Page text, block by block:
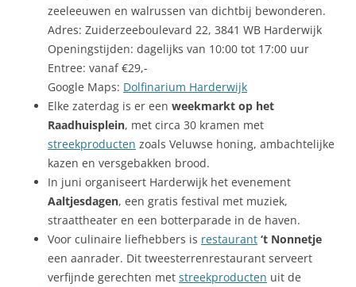
zeeleeuwen en walrussen van dichtbij bewonderen.
Adres: Zuiderzeeboulevard 22, 3841 WB Harderwijk
Openingstijden: dagelijks van 10:00 tot 17:00 uur
Entree: vanaf €29,-
Google Maps: Dolfinarium Harderwijk
Elke zaterdag is er een weekmarkt op het
Raadhuisplein, met circa 30 kramen met
streekproducten zoals Veluwse honing, ambachtelijke
kazen en versgebakken brood.
In juni organiseert Harderwijk het evenement
Aaltjesdagen, een gratis festival met muziek,
straattheater en een botterparade in de haven.
Voor culinaire liefhebbers is restaurant ‘t Nonnetje
een aanrader. Dit tweesterrenrestaurant serveert
verfijnde gerechten met streekproducten uit de